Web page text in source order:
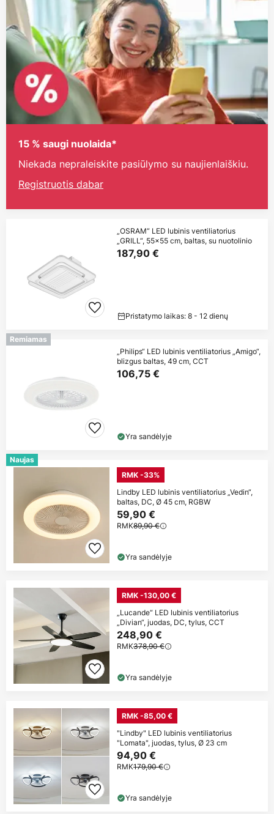
15 % saugi nuolaida*
Niekada nepraleiskite pasiūlymo su naujienlaiškiu.
Registruotis dabar
„OSRAM“ LED lubinis ventiliatorius
„GRILL“, 55x55 cm, baltas, su nuotolinio
187,90 €
Pristatymo laikas: 8 - 12 dienų
Remiamas
„Philips“ LED lubinis ventiliatorius „Amigo“,
blizgus baltas, 49 cm, CCT
106,75 €
Yra sandėlyje
Naujas
RMK -33%
Lindby LED lubinis ventiliatorius „Vedin“,
baltas, DC, Ø 45 cm, RGBW
59,90 €
RMK89,90 €
Yra sandėlyje
RMK -130,00 €
„Lucande“ LED lubinis ventiliatorius
„Divian“, juodas, DC, tylus, CCT
248,90 €
RMK378,90 €
Yra sandėlyje
RMK -85,00 €
"Lindby" LED lubinis ventiliatorius
"Lomata", juodas, tylus, Ø 23 cm
94,90 €
RMK179,90 €
Yra sandėlyje